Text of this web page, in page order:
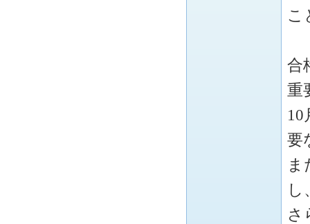
こ
合
重
10
要
ま
さ